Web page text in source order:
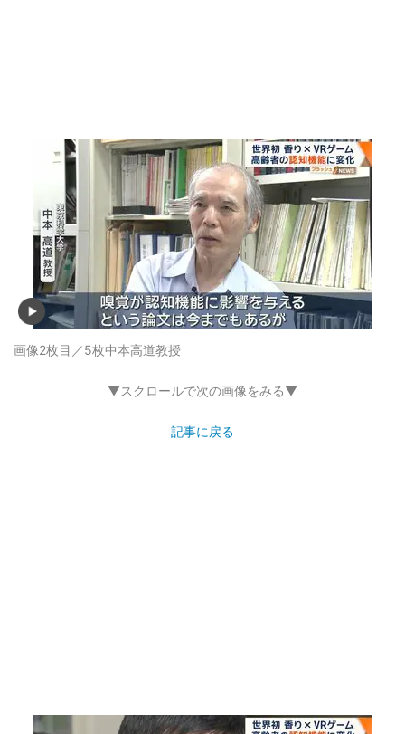
画像2枚目／5枚中本高道教授
▼スクロールで次の画像をみる▼
記事に戻る